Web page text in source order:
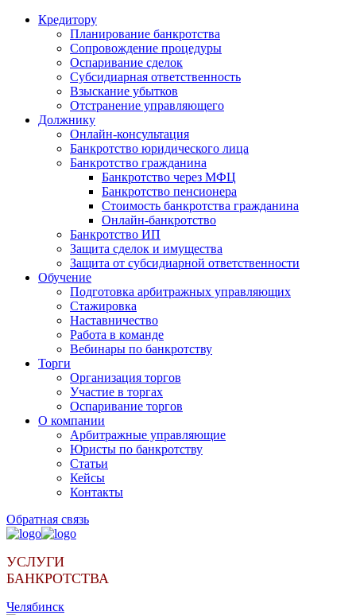
Кредитору
Планирование банкротства
Сопровождение процедуры
Оспаривание сделок
Субсидиарная ответственность
Взыскание убытков
Отстранение управляющего
Должнику
Онлайн-консультация
Банкротство юридического лица
Банкротство гражданина
Банкротство через МФЦ
Банкротство пенсионера
Стоимость банкротства гражданина
Онлайн-банкротство
Банкротство ИП
Защита сделок и имущества
Защита от субсидиарной ответственности
Обучение
Подготовка арбитражных управляющих
Стажировка
Наставничество
Работа в команде
Вебинары по банкротству
Торги
Организация торгов
Участие в торгах
Оспаривание торгов
О компании
Арбитражные управляющие
Юристы по банкротству
Статьи
Кейсы
Контакты
Обратная связь
УСЛУГИ
БАНКРОТСТВА
Челябинск